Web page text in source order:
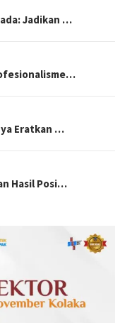
Jadikan …
Eratkan …
Hasil Posi…